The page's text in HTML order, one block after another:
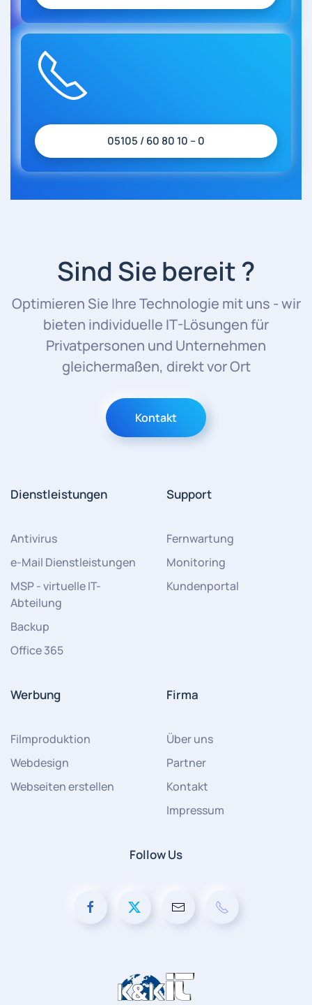
05105 / 60 80 10 – 0
Sind Sie bereit ?
Optimieren Sie Ihre Technologie mit uns - wir
bieten individuelle IT-Lösungen für
Privatpersonen und Unternehmen
gleichermaßen, direkt vor Ort
Kontakt
Dienstleistungen
Antivirus
e-Mail Dienstleistungen
MSP - virtuelle IT-
Abteilung
Backup
Office 365
Support
Fernwartung
Monitoring
Kundenportal
Werbung
Filmproduktion
Webdesign
Webseiten erstellen
Firma
Über uns
Partner
Kontakt
Impressum
Follow Us